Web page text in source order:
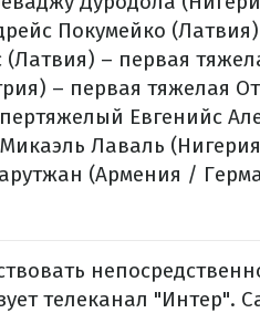
Покумейко
– первая
– первая тяжелая
Евгенийс
Микаэль Лаваль
(Армения /
телеканал "Интер".